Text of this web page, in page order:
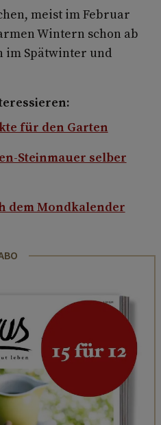
meist im Februar
Wintern schon ab
im Spät­winter und
für den Garten
Steinmauer selber
dem Mondkalender